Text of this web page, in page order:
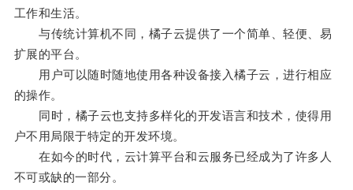
工作和生活。
与传统计算机不同，橘子云提供了一个简单、轻便、易
扩展的平台。
用户可以随时随地使用各种设备接入橘子云，进行相应
的操作。
同时，橘子云也支持多样化的开发语言和技术，使得用
户不用局限于特定的开发环境。
在如今的时代，云计算平台和云服务已经成为了许多人
不可或缺的一部分。